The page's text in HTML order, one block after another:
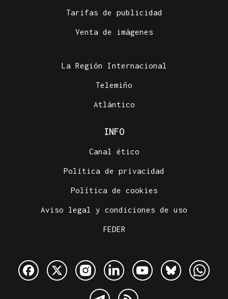
Tarifas de publicidad
Venta de imágenes
La Región Internacional
Telemiño
Atlántico
INFO
Canal ético
Política de privacidad
Política de cookies
Aviso legal y condiciones de uso
FEDER